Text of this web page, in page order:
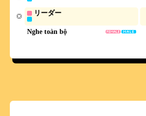
Nghe toàn bộ
リーダー